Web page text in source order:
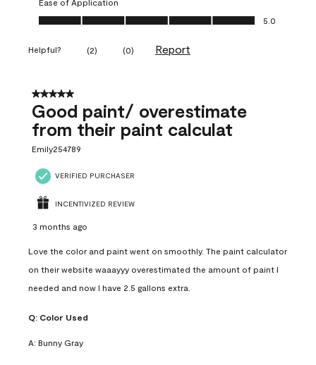
Ease of Application
Ease of Application, 5.0 out of 5
5.0
Helpful? (2) (0) Report
5 out of 5 stars.
Good paint/ overestimate
from their paint calculat
Emily254789
VERIFIED PURCHASER
INCENTIVIZED REVIEW
3 months ago
Love the color and paint went on smoothly. The paint calculator
on their website waaayyy overestimated the amount of paint I
needed and now I have 2.5 gallons extra.
Q: Color Used
A: Bunny Gray